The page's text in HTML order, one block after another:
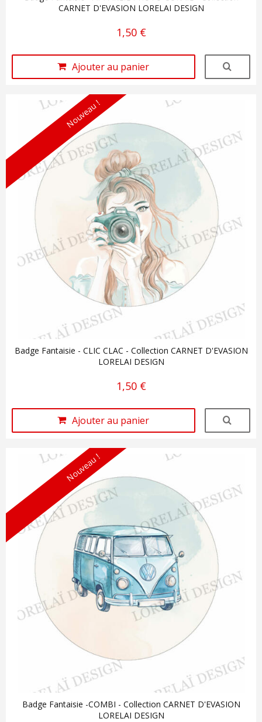
CARNET D'EVASION LORELAI DESIGN
1,50 €
Ajouter au panier
Nouveau !
Badge Fantaisie - CLIC CLAC - Collection CARNET D'EVASION
LORELAI DESIGN
1,50 €
Ajouter au panier
Nouveau !
Badge Fantaisie -COMBI - Collection CARNET D'EVASION
LORELAI DESIGN